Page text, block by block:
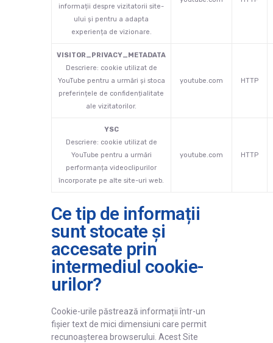
informații despre vizitatorii site-
ului și pentru a adapta
experiența de vizionare.
VISITOR_PRIVACY_METADATA
Descriere: cookie utilizat de
YouTube pentru a urmări și stoca
preferințele de confidențialitate
ale vizitatorilor.
youtube.com HTTP
YSC
Descriere: cookie utilizat de
YouTube pentru a urmări
performanța videoclipurilor
încorporate pe alte site-uri web.
youtube.com HTTP
Ce tip de informații
sunt stocate și
accesate prin
intermediul cookie-
urilor?
Cookie-urile păstrează informații într-un
fișier text de mici dimensiuni care permit
recunoașterea browserului. Acest Site